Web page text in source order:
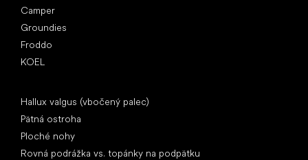
Camper
Groundies
Froddo
KOEL
Hallux valgus (vbočený palec)
Pätná ostroha
Ploché nohy
Rovná podrážka vs. topánky na podpätku